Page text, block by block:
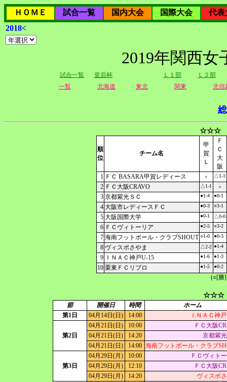
ＨＯＭＥ 試合一覧 国内大会 国際大会
代表
2018<
2019年関西
試合一覧 皇后杯 Ｌ１部
Ｌ２部
一覧
北海道 東北 関東 北信
☆☆☆
順
位
チーム名
甲
賀
Ｌ
Ｆ
Ｃ
大
阪
1 ＦＣ BASARA甲賀レディース × △1-1
2 ＦＣ大阪CRAVO △1-1 ×
3 京都紫光ＳＣ ●1-4 ●0-1
4 大阪市レディースＦＣ ●0-3 ○3-1
5 大阪国際大学 ●0-1 △0-0
6 ＦＣヴィトーリア ●2-5 ○3-2
7 海南フットボール・クラブSHOUT ○1-0 ●0-3
8 ヴィスポさやま △2-2 ●1-4
9 ＩＮＡＣ神戸U-15 ●1-6 ●1-3
10 栗東ＦＣリブロ ●1-5 ●0-2
(○[勝
☆☆☆
節 開催日 時間
ホーム
第1日
04月14日(日) 14:00 ＩＮＡＣ神
第2日
04月21日(日) 10:00
ＦＣ大阪
04月21日(日)
14:20
京都紫
04月21日(日)
14:00 海南フットボール・クラブ
第3日
04月29日(月) 10:00
ＦＣヴィト
04月29日(月)
12:10
ＦＣ大阪
04月29日(月)
14:20 ヴィスポ